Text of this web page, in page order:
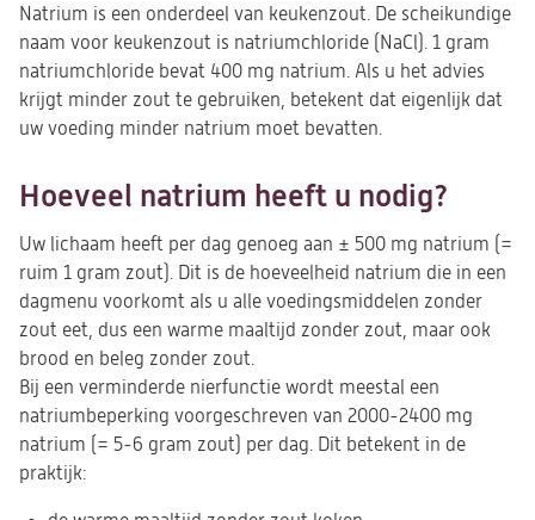
Natrium is een onderdeel van keukenzout. De scheikundige
naam voor keukenzout is natriumchloride (NaCl). 1 gram
natriumchloride bevat 400 mg natrium. Als u het advies
krijgt minder zout te gebruiken, betekent dat eigenlijk dat
uw voeding minder natrium moet bevatten.
Hoeveel natrium heeft u nodig?
Uw lichaam heeft per dag genoeg aan ± 500 mg natrium (=
ruim 1 gram zout). Dit is de hoeveelheid natrium die in een
dagmenu voorkomt als u alle voedingsmiddelen zonder
zout eet, dus een warme maaltijd zonder zout, maar ook
brood en beleg zonder zout.
Bij een verminderde nierfunctie wordt meestal een
natriumbeperking voorgeschreven van 2000-2400 mg
natrium (= 5-6 gram zout) per dag. Dit betekent in de
praktijk: